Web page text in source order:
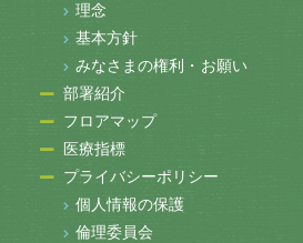
理念
基本方針
みなさまの権利・お願い
部署紹介
フロアマップ
医療指標
プライバシーポリシー
個人情報の保護
倫理委員会